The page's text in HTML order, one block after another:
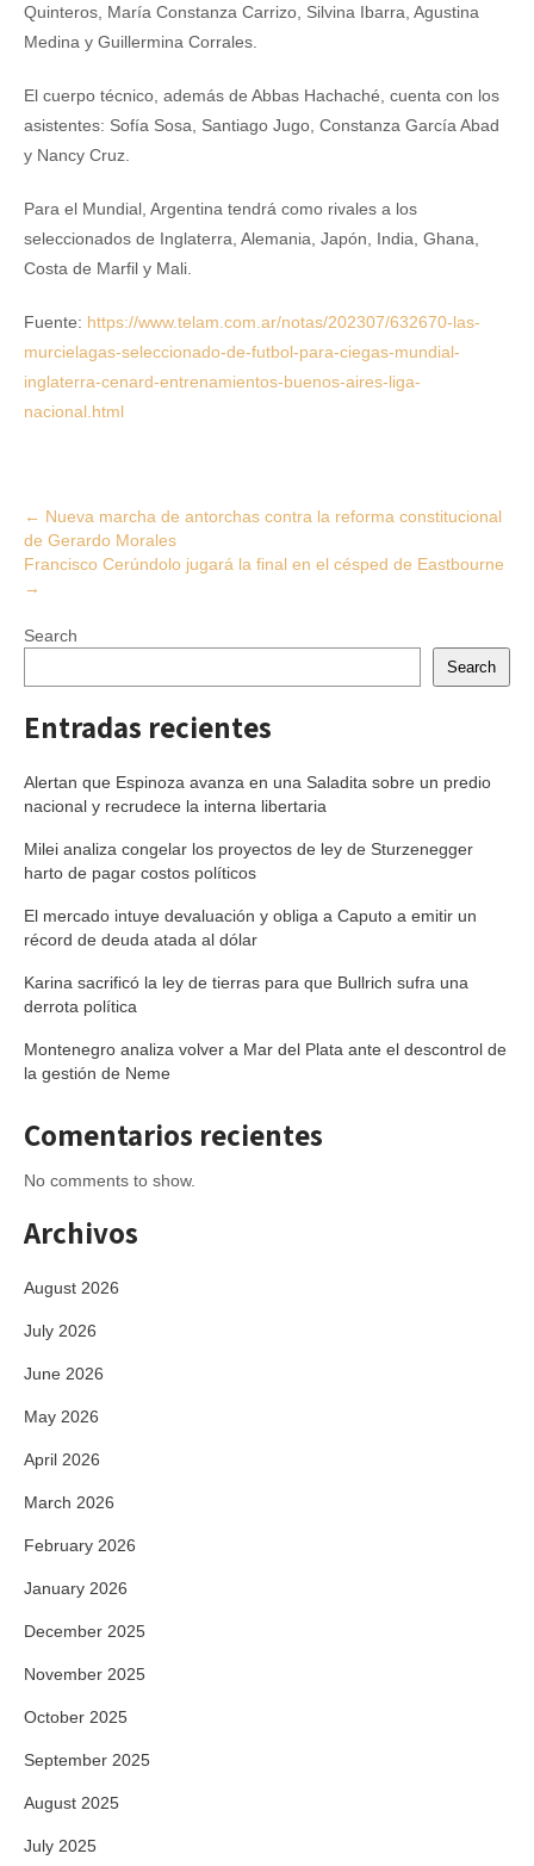
Quinteros, María Constanza Carrizo, Silvina Ibarra, Agustina
Medina y Guillermina Corrales.
El cuerpo técnico, además de Abbas Hachaché, cuenta con los
asistentes: Sofía Sosa, Santiago Jugo, Constanza García Abad
y Nancy Cruz.
Para el Mundial, Argentina tendrá como rivales a los
seleccionados de Inglaterra, Alemania, Japón, India, Ghana,
Costa de Marfil y Mali.
Fuente: https://www.telam.com.ar/notas/202307/632670-las-
murcielagas-seleccionado-de-futbol-para-ciegas-mundial-
inglaterra-cenard-entrenamientos-buenos-aires-liga-
nacional.html
Post
navigation
← Nueva marcha de antorchas contra la reforma constitucional
de Gerardo Morales
Francisco Cerúndolo jugará la final en el césped de Eastbourne
→
Search
Search
Entradas recientes
Alertan que Espinoza avanza en una Saladita sobre un predio
nacional y recrudece la interna libertaria
Milei analiza congelar los proyectos de ley de Sturzenegger
harto de pagar costos políticos
El mercado intuye devaluación y obliga a Caputo a emitir un
récord de deuda atada al dólar
Karina sacrificó la ley de tierras para que Bullrich sufra una
derrota política
Montenegro analiza volver a Mar del Plata ante el descontrol de
la gestión de Neme
Comentarios recientes
No comments to show.
Archivos
August 2026
July 2026
June 2026
May 2026
April 2026
March 2026
February 2026
January 2026
December 2025
November 2025
October 2025
September 2025
August 2025
July 2025